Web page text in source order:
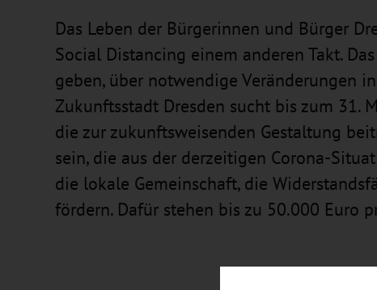
Das Leben der Bürgerinnen und Bürger
Social Distancing einem anderen Takt.
geben, über notwendige Veränderungen
Zukunftsstadt Dresden sucht bis zum 31.
die zur zukunftsweisenden Gestaltung
sein, die aus der derzeitigen Corona-
die lokale Gemeinschaft, die
fördern. Dafür stehen bis zu 50.000 Euro